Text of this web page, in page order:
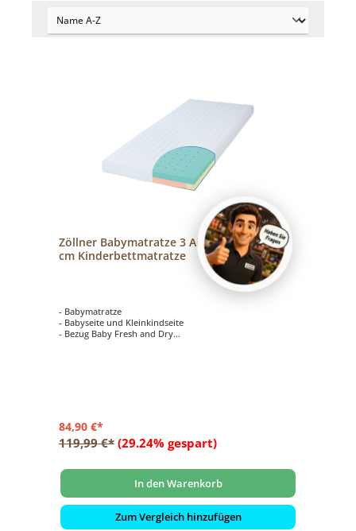
Zöllner Babymatratze 3 Air Größe 60x120
cm Kinderbettmatratze
- Babymatratze
- Babyseite und Kleinkindseite
- Bezug Baby Fresh and Dry
84,90 €*
119,99 €* (29.24% gespart)
In den Warenkorb
Zum Vergleich hinzufügen